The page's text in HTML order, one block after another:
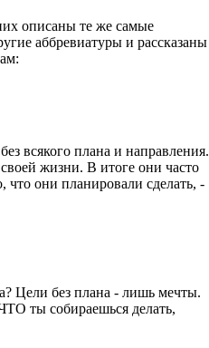
описаны те же самые
аббревиатуры и рассказаны
всякого плана и направления.
жизни. В итоге они часто
они планировали сделать, -
Цели без плана - лишь мечты.
ты собираешься делать,